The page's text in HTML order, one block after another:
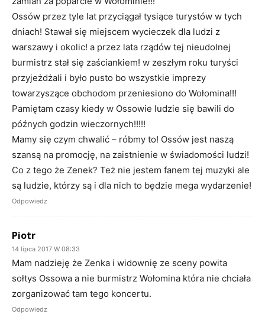
Ossów przez tyle lat przyciągał tysiące turystów w tych
dniach! Stawał się miejscem wycieczek dla ludzi z
warszawy i okolic! a przez lata rządów tej nieudolnej
burmistrz stał się zaściankiem! w zeszłym roku turyści
przyjeżdżali i było pusto bo wszystkie imprezy
towarzyszące obchodom przeniesiono do Wołomina!!!
Pamiętam czasy kiedy w Ossowie ludzie się bawili do
późnych godzin wieczornych!!!!!
Mamy się czym chwalić – róbmy to! Ossów jest naszą
szansą na promocję, na zaistnienie w świadomości ludzi!
Co z tego że Zenek? Też nie jestem fanem tej muzyki ale
są ludzie, którzy są i dla nich to będzie mega wydarzenie!
Odpowiedz
Piotr
14 lipca 2017 W 08:33
Mam nadzieję że Zenka i widownię ze sceny powita
sołtys Ossowa a nie burmistrz Wołomina która nie chciała
zorganizować tam tego koncertu.
Odpowiedz